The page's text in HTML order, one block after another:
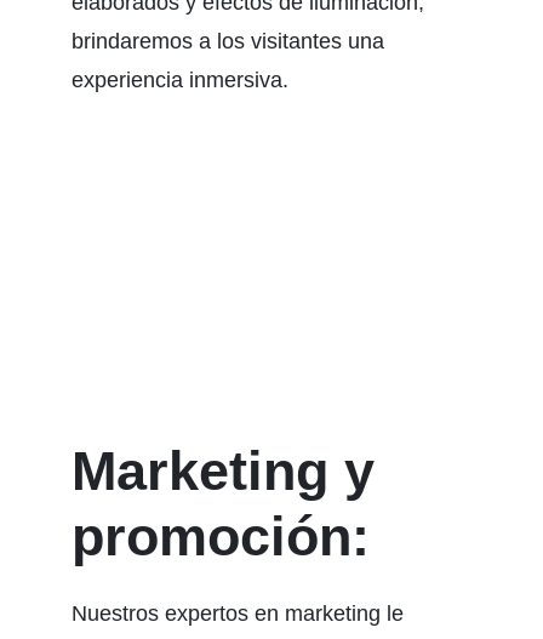
brindaremos a los visitantes una
experiencia inmersiva.
Marketing y
promoción:
Nuestros expertos en marketing le